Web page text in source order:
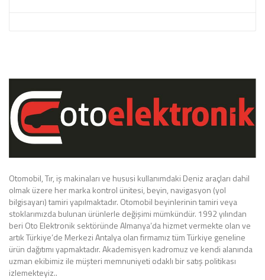
Otomobil, Tır, iş makinaları ve hususi kullanımdaki Deniz araçları dahil
olmak üzere her marka kontrol ünitesi, beyin, navigasyon (yol
bilgisayarı) tamiri yapılmaktadır. Otomobil beyinlerinin tamiri veya
stoklarımızda bulunan ürünlerle değişimi mümkündür. 1992 yılından
beri Oto Elektronik sektöründe Almanya’da hizmet vermekte olan ve
artık Türkiye’de Merkezi Antalya olan firmamız tüm Türkiye geneline
ürün dağıtımı yapmaktadır. Akademisyen kadromuz ve kendi alanında
uzman ekibimiz ile müşteri memnuniyeti odaklı bir satış politikası
izlemekteyiz..